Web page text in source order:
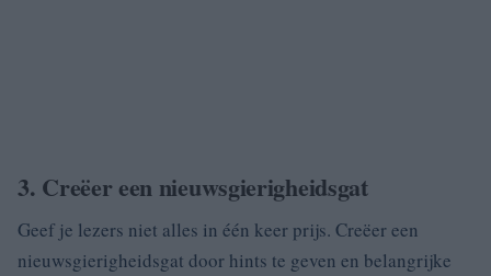
3. Creëer een nieuwsgierigheidsgat
Geef je lezers niet alles in één keer prijs. Creëer een
nieuwsgierigheidsgat door hints te geven en belangrijke